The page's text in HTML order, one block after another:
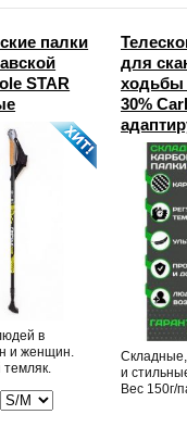
палки
STAR
в
и женщин.
для
ходьбы
30%
и
Вес 150г/